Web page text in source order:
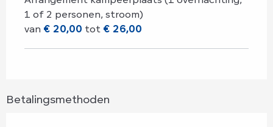
1 of 2 personen, stroom)
van € 20,00 tot € 26,00
Betalingsmethoden